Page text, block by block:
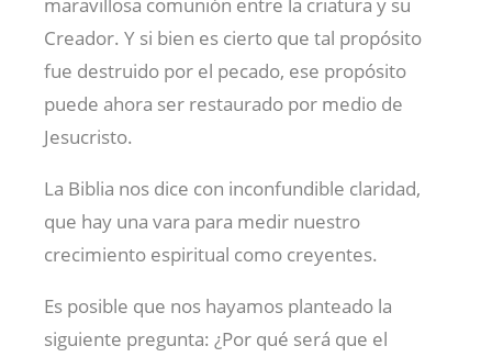
Creador. Y si bien es cierto que tal propósito
fue destruido por el pecado, ese propósito
puede ahora ser restaurado por medio de
Jesucristo.
La Biblia nos dice con inconfundible claridad,
que hay una vara para medir nuestro
crecimiento espiritual como creyentes.
Es posible que nos hayamos planteado la
siguiente pregunta: ¿Por qué será que el